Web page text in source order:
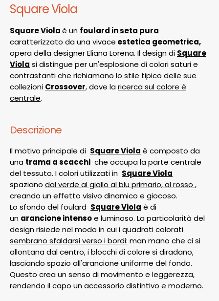
Square Viola
Square Violaè un foulard in seta pura
caratterizzato da una vivace estetica geometrica,
opera della designerEliana Lorena. Il design di Square
Viola si distingue per un'esplosione di colori saturi e
contrastanti che richiamano lo stile tipico delle sue
collezioni Crossover, dove laricerca sul colore è
centrale.
Descrizione
Il motivo principale di Square Viola è composto da
una trama a scacchi che occupa la parte centrale
del tessuto. I colori utilizzati in Square Viola
spaziano dal verde al giallo al blu primario, al rosso ,
creando un effetto visivo dinamico e giocoso.
Lo sfondo del foulard Square Viola è di
un arancione intensoe luminoso. La particolarità del
design risiede nel modo in cui i quadrati colorati
sembrano sfaldarsi verso i bordi: man mano che ci si
allontana dal centro, i blocchi di colore si diradano,
lasciando spazio all'arancione uniforme del fondo.
Questo crea un senso di movimento e leggerezza,
rendendo il capo un accessorio distintivo e moderno.